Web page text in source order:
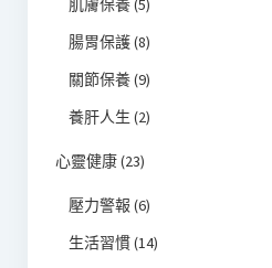
肌膚保養(5)
腸胃保護(8)
關節保養(9)
養肝人生 (2)
心靈健康(23)
壓力警報 (6)
生活習慣(14)